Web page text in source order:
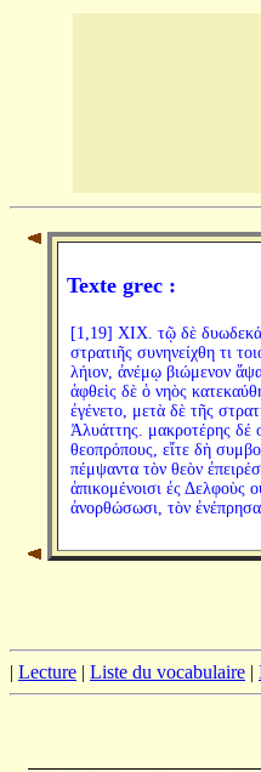
Texte grec :
[1,19] XIX. τῷ δὲ
στρατιῆς συνηνείχθη τι
λήιον, ἀνέμῳ βιώμενον
ἁφθεὶς δὲ ὁ νηὸς
ἐγένετο, μετὰ δὲ τῆς
Ἀλυάττης. μακροτέρης δέ
θεοπρόπους, εἴτε δὴ
πέμψαντα τὸν θεὸν
ἀπικομένοισι ἐς Δελφοὺς
ἀνορθώσωσι, τὸν
| Lecture | Liste du vocabulaire |